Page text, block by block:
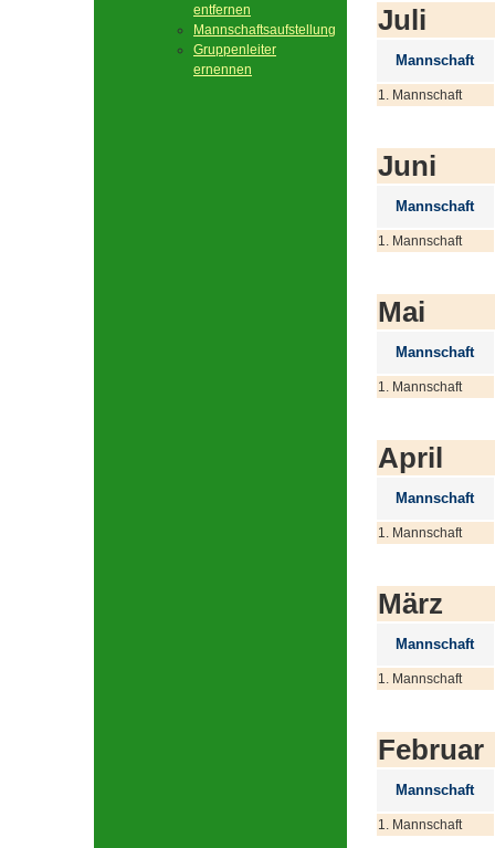
entfernen
Mannschaftsaufstellung
Gruppenleiter
ernennen
Juli
Mannschaft
1. Mannschaft
Juni
Mannschaft
1. Mannschaft
Mai
Mannschaft
1. Mannschaft
April
Mannschaft
1. Mannschaft
März
Mannschaft
1. Mannschaft
Februar
Mannschaft
1. Mannschaft